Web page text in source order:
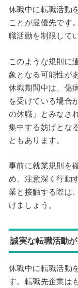
休職中に転職活動
ことが最優先です
職活動を制限して
このような規則に
象となる可能性が
休職期間中は、傷
を受けている場合
の休職」とみなさ
集中する妨げとな
ともあります。
事前に就業規則を
め、注意深く行動
業と接触する際は
けましょう。
誠実な転職活動
休職中に転職活動
す。転職先企業は